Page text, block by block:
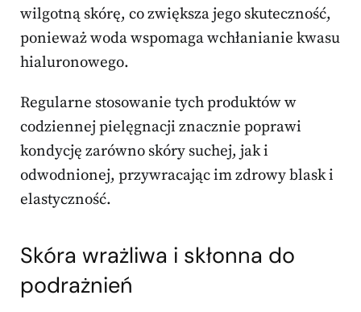
wilgotną skórę, co zwiększa jego skuteczność,
ponieważ woda wspomaga wchłanianie kwasu
hialuronowego.
Regularne stosowanie tych produktów w
codziennej pielęgnacji znacznie poprawi
kondycję zarówno skóry suchej, jak i
odwodnionej, przywracając im zdrowy blask i
elastyczność.
Skóra wrażliwa i skłonna do
podrażnień